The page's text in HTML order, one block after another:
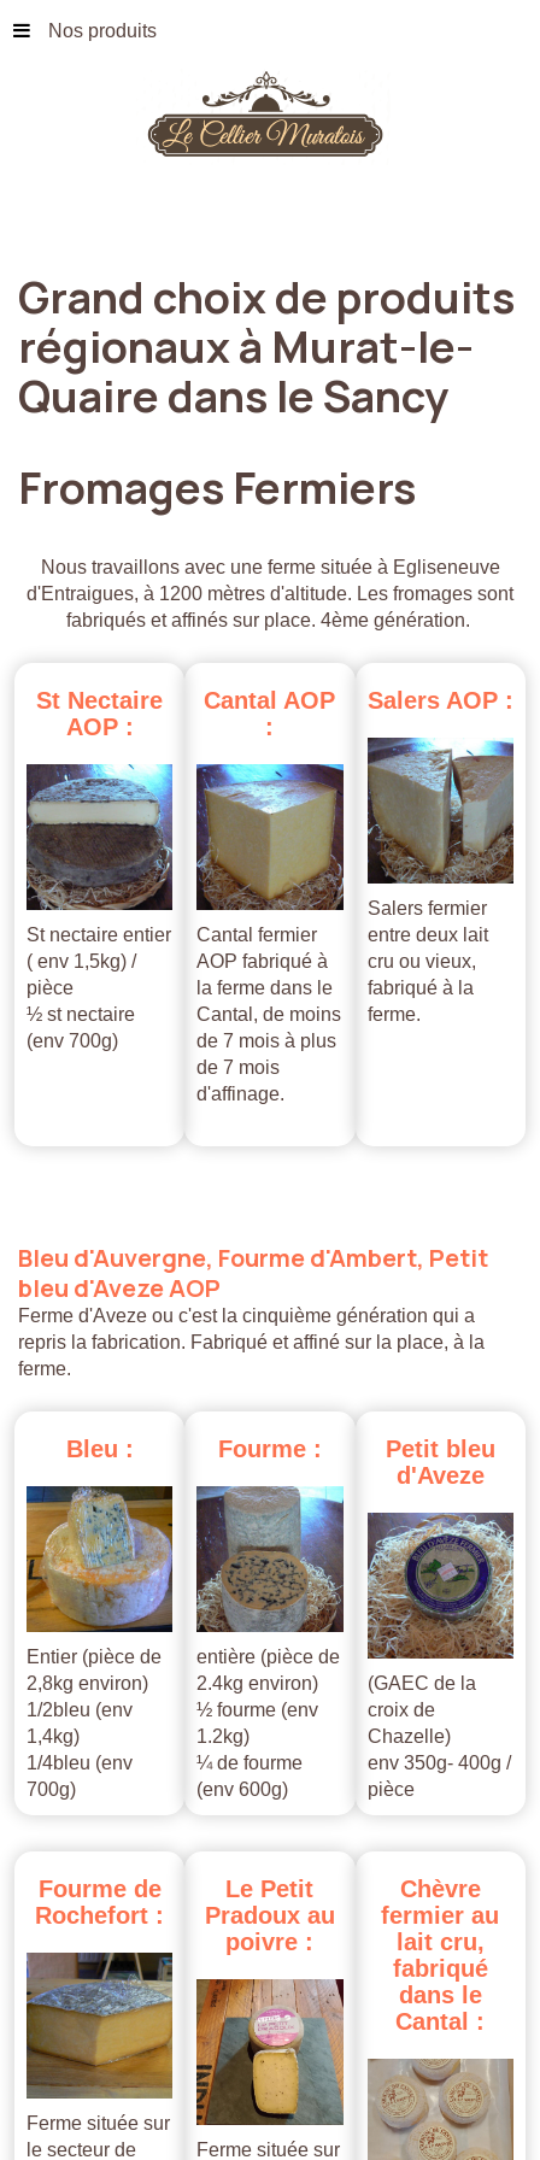
Nos produits
Grand choixde produits
régionauxà Murat-le-
Quairedans leSancy
Fromages Fermiers
Nous travaillons avec une ferme située à Egliseneuve
d'Entraigues, à 1200 mètres d'altitude. Les fromages sont
fabriqués et affinés sur place. 4ème génération.
St Nectaire
AOP :
St nectaire entier
( env 1,5kg) /
pièce
½ st nectaire
(env 700g)
Cantal AOP
:
Cantal fermier
AOP fabriqué à
la ferme dans le
Cantal, de moins
de 7 mois à plus
de 7 mois
d'affinage.
Salers AOP :
Salers fermier
entre deux lait
cru ou vieux,
fabriqué à la
ferme.
Bleu d'Auvergne, Fourmed'Ambert, Petit
bleu d'AvezeAOP
Ferme d'Aveze ou c'est la cinquième génération qui a
repris la fabrication. Fabriqué et affiné sur la place, à la
ferme.
Bleu :
Entier (pièce de
2,8kg environ)
1/2bleu (env
1,4kg)
1/4bleu (env
700g)
Fourme :
entière (pièce de
2.4kg environ)
½ fourme (env
1.2kg)
¼ de fourme
(env 600g)
Petit bleu
d'Aveze
(GAEC de la
croix de
Chazelle)
env 350g- 400g /
pièce
Fourme de
Rochefort :
Ferme située sur
le secteur de
Le Petit
Pradoux au
poivre :
Ferme située sur
Chèvre
fermier au
lait cru,
fabriqué
dans le
Cantal :